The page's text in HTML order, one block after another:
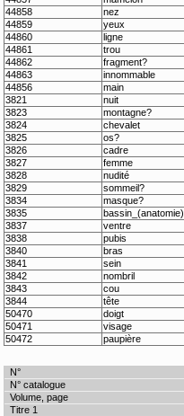
44858
nez
44859
yeux
44860
ligne
44861
trou
44862
fragment?
44863
innommable
44856
main
3821
nuit
3823
montagne?
3824
chevalet
3825
os?
3826
cadre
3827
femme
3828
nudité
3829
sommeil?
3834
masque?
3835
bassin_(anatomie)
3837
ventre
3838
pubis
3840
bras
3841
sein
3842
nombril
3843
cou
3844
tête
50470
doigt
50471
visage
50472
paupière